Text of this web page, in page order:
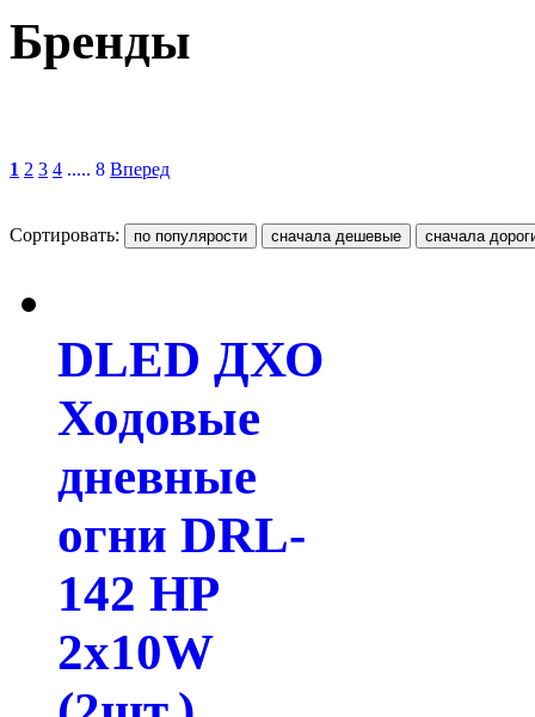
Бренды
1 2 3 4 ..... 8 Вперед
Сортировать:
DLED ДХО
Ходовые
дневные
огни DRL-
142 HP
2x10W